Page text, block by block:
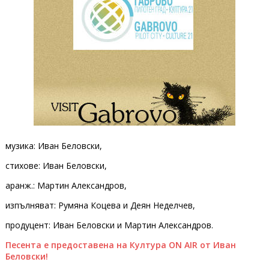
музика: Иван Беловски,
стихове: Иван Беловски,
аранж.: Мартин Александров,
изпълняват: Румяна Коцева и Деян Неделчев,
продуцент: Иван Беловски и Мартин Александров.
Песента е предоставена на Култура ON AIR от Иван
Беловски!